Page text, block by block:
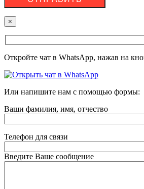
×
Откройте чат в WhatsApp, нажав на
Или напишите нам с помощью формы:
Ваши фамилия, имя, отчество
Телефон для связи
Введите Ваше сообщение